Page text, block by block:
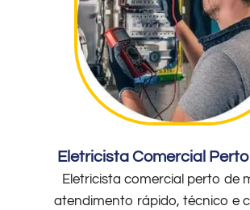
Eletricista Comercial
Eletricista comercial perto de
atendimento rápido, técnico e